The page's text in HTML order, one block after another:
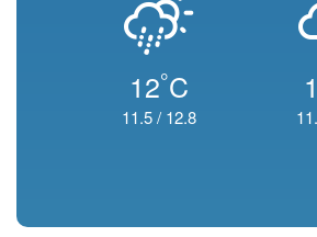
12°C
11.5/ 12.8